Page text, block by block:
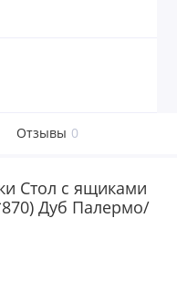
Отзывы 0
Стол с ящиками
Дуб Палермо/